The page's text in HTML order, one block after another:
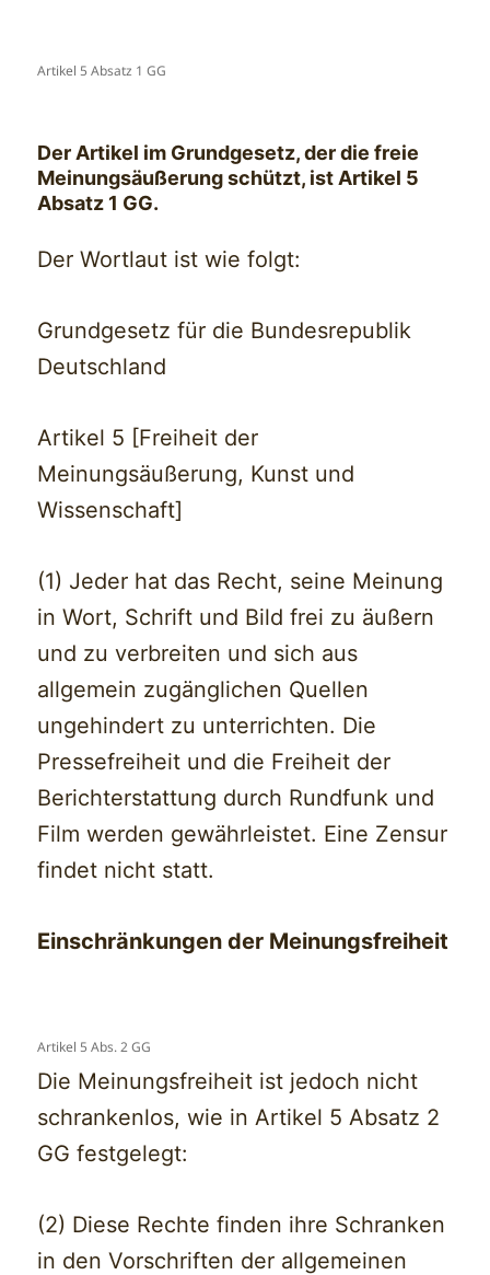
Artikel 5 Absatz 1 GG
Der Artikel im Grundgesetz, der die freie
Meinungsäußerung schützt, ist Artikel 5
Absatz 1 GG.
Der Wortlaut ist wie folgt:
Grundgesetz für die Bundesrepublik
Deutschland
Artikel 5 [Freiheit der
Meinungsäußerung, Kunst und
Wissenschaft]
(1) Jeder hat das Recht, seine Meinung
in Wort, Schrift und Bild frei zu äußern
und zu verbreiten und sich aus
allgemein zugänglichen Quellen
ungehindert zu unterrichten. Die
Pressefreiheit und die Freiheit der
Berichterstattung durch Rundfunk und
Film werden gewährleistet. Eine Zensur
findet nicht statt.
Einschränkungen der Meinungsfreiheit
Artikel 5 Abs. 2 GG
Die Meinungsfreiheit ist jedoch nicht
schrankenlos, wie in Artikel 5 Absatz 2
GG festgelegt:
(2) Diese Rechte finden ihre Schranken
in den Vorschriften der allgemeinen